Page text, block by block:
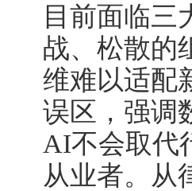
目前面临三
战、松散的
维难以适配
误区，强调
AI不会取代
从业者。从